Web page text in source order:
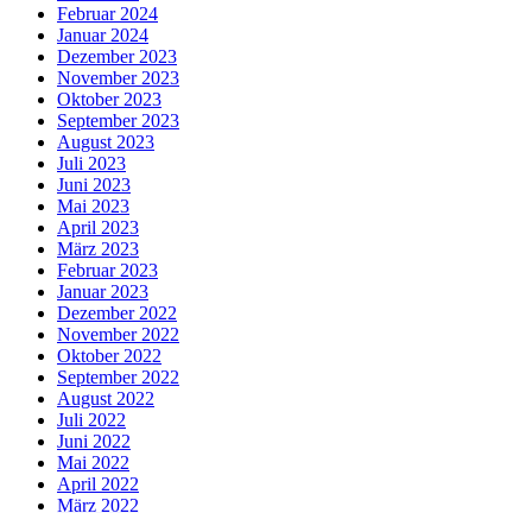
Februar 2024
Januar 2024
Dezember 2023
November 2023
Oktober 2023
September 2023
August 2023
Juli 2023
Juni 2023
Mai 2023
April 2023
März 2023
Februar 2023
Januar 2023
Dezember 2022
November 2022
Oktober 2022
September 2022
August 2022
Juli 2022
Juni 2022
Mai 2022
April 2022
März 2022